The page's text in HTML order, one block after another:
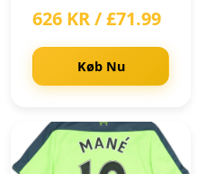
626 KR / £71.99
Køb Nu